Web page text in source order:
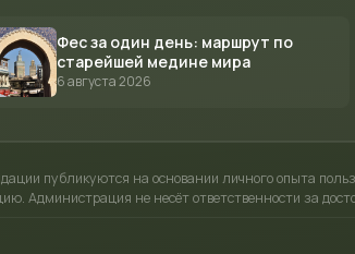
Фес за один день: маршрут по
старейшей медине мира
6 августа 2026
публикуются на основании личного опыта
Администрация не несёт ответственности за